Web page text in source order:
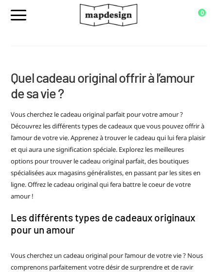
0
Quel cadeau original offrir à l’amour
de sa vie ?
Vous cherchez le cadeau original parfait pour votre amour ?
Découvrez les différents types de cadeaux que vous pouvez offrir à
l’amour de votre vie. Apprenez à trouver le cadeau qui lui fera plaisir
et qui aura une signification spéciale. Explorez les meilleures
options pour trouver le cadeau original parfait, des boutiques
spécialisées aux magasins généralistes, en passant par les sites en
ligne. Offrez le cadeau original qui fera battre le coeur de votre
amour !
Les différents types de cadeaux originaux
pour un amour
Vous cherchez un cadeau original pour l’amour de votre vie ? Nous
comprenons parfaitement votre désir de surprendre et de ravir